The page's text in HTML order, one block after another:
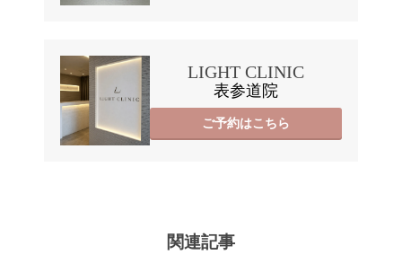
LIGHT CLINIC
表参道院
ご予約はこちら
関連記事